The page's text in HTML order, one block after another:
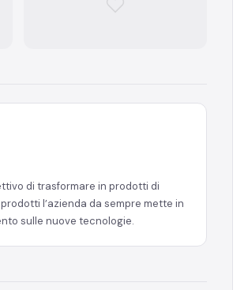
di trasformare in prodotti di
l’azienda da sempre mette in
sulle nuove tecnologie.